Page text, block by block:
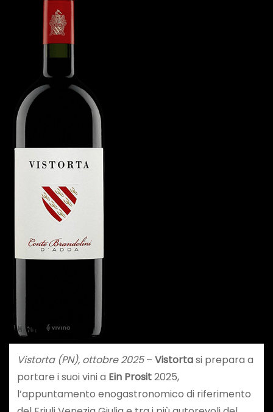
Vistorta (PN), ottobre 2025– Vistortasi prepara a
portare i suoi vini a Ein Prosit2025,
l’appuntamento enogastronomico di riferimento